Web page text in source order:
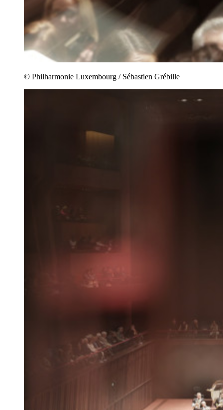
© Philharmonie Luxembourg / Sébastien Grébille